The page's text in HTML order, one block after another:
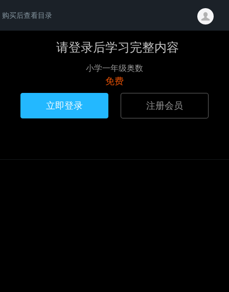
购买后查看目录
请登录后学习完整内容
小学一年级奥数
免费
立即登录 注册会员